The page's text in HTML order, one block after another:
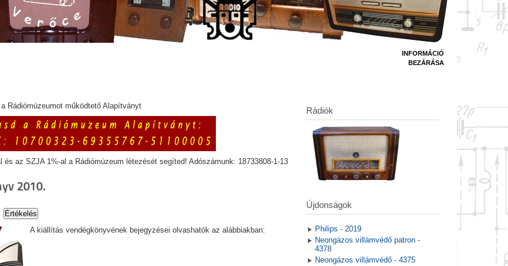
Rádiómúzeumot működtető Alapítványt
és az SZJA 1%-al a Rádiómúzeum létezését segíted! Adószámunk: 18733808-1-13
2010.
A kiállítás vendégkönyvének bejegyzései olvashatók az alábbiakban:
INFORMÁCIÓ
BEZÁRÁSA
Rádiók
Újdonságok
Philips - 2019
Neongázos villámvédő patron -
4378
Neongázos villámvédő - 4375